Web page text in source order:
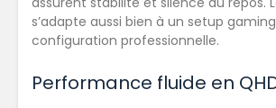
s’adapte aussi bien à un setup
configuration professionnelle.
Performance fluide en